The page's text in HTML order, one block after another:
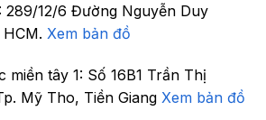
289/12/6 Đường Nguyễn Duy
Xem bản đồ
miền tây 1: Số 16B1 Trần Thị
Mỹ Tho, Tiền Giang Xem bản đồ